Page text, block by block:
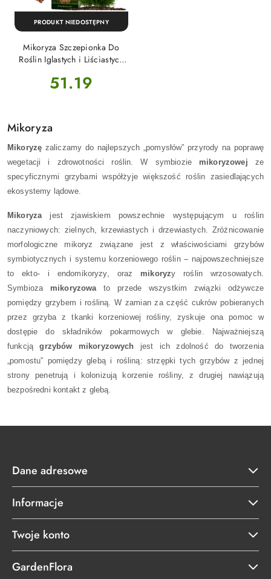
Mikoryza Szczepionka Do
Roślin Iglastych i Liściastych
Cena:
51.19
PRODUKT NIEDOSTĘPNY
Mikoryza
Mikoryzę zaliczamy do najlepszych „pomysłów” przyrody na poprawę
wegetacji i zdrowotności roślin. W symbiozie mikoryzowej ze
specyficznymi grzybami współżyje większość roślin zasiedlających
ekosystemy lądowe.
Mikoryzajest zjawiskiem powszechnie występującym u roślin
naczyniowych: zielnych, krzewiastych i drzewiastych. Zróżnicowanie
morfologiczne mikoryz związane jest z właściwościami grzybów
symbiotycznych i systemu korzeniowego roślin – najpowszechniejsze
to ekto- i endomikoryzy, oraz mikoryzy roślin wrzosowatych.
Symbioza mikoryzowato przede wszystkim związki odżywcze
pomiędzy grzybem i rośliną. W zamian za część cukrów pobieranych
przez grzyba z tkanki korzeniowej rośliny, zyskuje ona pomoc w
dostępie do składników pokarmowych w glebie. Najważniejszą
funkcjągrzybów mikoryzowych jest ich zdolność do tworzenia
„pomostu” pomiędzy glebą i rośliną: strzępki tych grzybów z jednej
strony penetrują i kolonizują korzenie rośliny, z drugiej nawiązują
bezpośredni kontakt z glebą.
Dane adresowe
Informacje
Twoje konto
GardenFlora